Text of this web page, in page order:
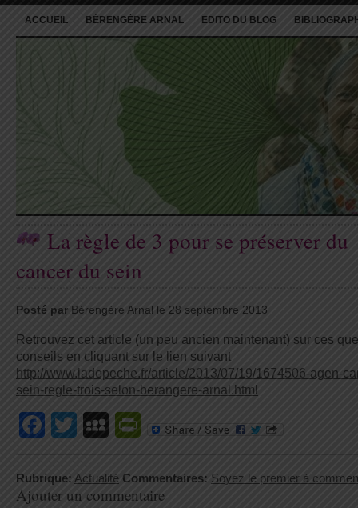
ACCUEIL BÉRENGÈRE ARNAL EDITO DU BLOG
La règle de 3 pour se préserver du
cancer du sein
Posté par Bérengère Arnal le 28 septembre 2013
Retrouvez cet article (un peu ancien maintenant) sur ces
conseils en cliquant sur le lien suivant
http://www.ladepeche.fr/article/2013/07/19/1674506-agen-
sein-regle-trois-selon-berangere-arnal.html
Facebook
TwitterMySpace
PrintFriendly
Rubrique: Actualité Commentaires: Soyez le premier à
Ajouter un commentaire